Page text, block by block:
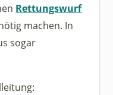
Rettungswurf
machen. In
sogar